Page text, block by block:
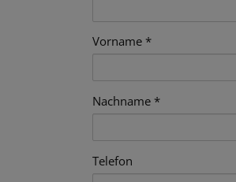
Vorname
Nachname
Telefon